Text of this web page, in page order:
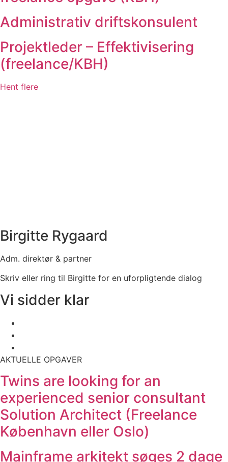
Administrativ driftskonsulent
Projektleder – Effektivisering
(freelance/KBH)
Hent flere
Birgitte Rygaard
Adm. direktør & partner
Skriv eller ring til Birgitte for en uforpligtende dialog
Vi sidder klar
AKTUELLE OPGAVER
Twins are looking for an
experienced senior consultant
Solution Architect (Freelance
København eller Oslo)
Mainframe arkitekt søges 2 dage